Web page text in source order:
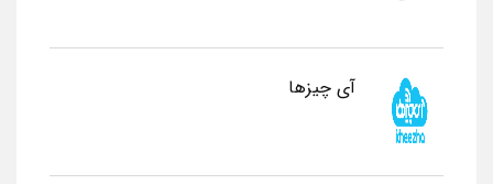
آی چیزها